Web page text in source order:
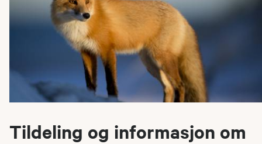
Tildeling og informasjon om